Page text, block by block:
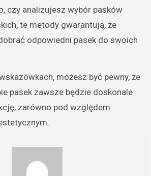
czy analizujesz wybór pasków
te metody gwarantują, że
odpowiedni pasek do swoich
możesz być pewny, że
pasek zawsze będzie doskonale
zarówno pod względem